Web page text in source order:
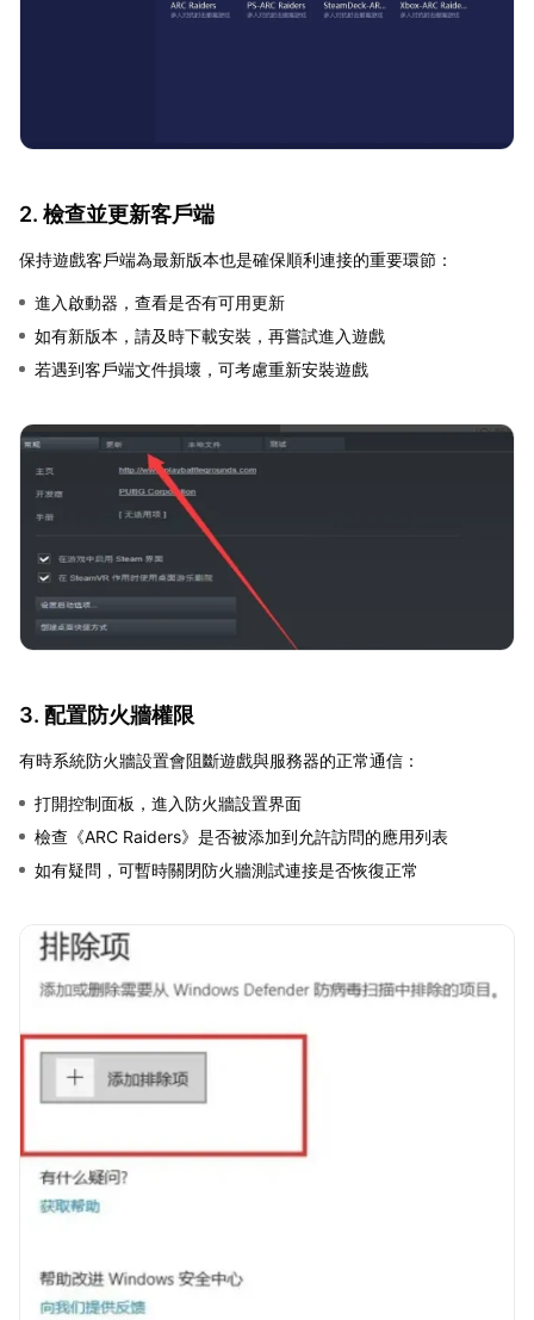
2. 檢查並更新客戶端
保持遊戲客戶端為最新版本也是確保順利連接的重要環節：
進入啟動器，查看是否有可用更新
如有新版本，請及時下載安裝，再嘗試進入遊戲
若遇到客戶端文件損壞，可考慮重新安裝遊戲
3. 配置防火牆權限
有時系統防火牆設置會阻斷遊戲與服務器的正常通信：
打開控制面板，進入防火牆設置界面
檢查《ARC Raiders》是否被添加到允許訪問的應用列表
如有疑問，可暫時關閉防火牆測試連接是否恢復正常